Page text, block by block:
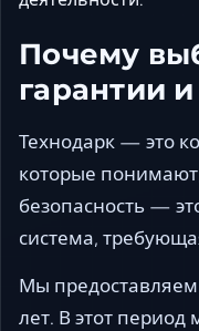
Почему
гарантии
Технодарк — это
которые
безопасность —
система,
Мы
лет. В этот период